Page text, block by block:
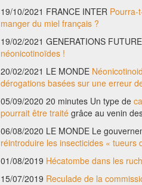
19/10/2021 FRANCE INTER Pourra-
manger du miel français ?
19/02/2021 GENERATIONS
néonicotinoïdes !
20/02/2021 LE MONDE
dérogations basées sur une erreur
05/09/2020 20 minutes Un type de
pourrait être traité grâce au venin
06/08/2020 LE MONDE Le
réintroduire les insecticides « tueurs
01/08/2019 Hécatombe dans les
15/07/2019 Reculade de la